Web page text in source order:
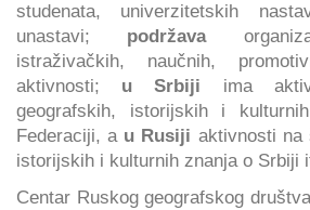
studenata, univerzitetskih
unastavi; podržava
istraživačkih, naučnih,
aktivnosti; u Srbiji ima
geografskih, istorijskih i
Federaciji, a u Rusiji aktivnosti na
istorijskih i kulturnih znanja o Srbiji
Centar Ruskog geografskog